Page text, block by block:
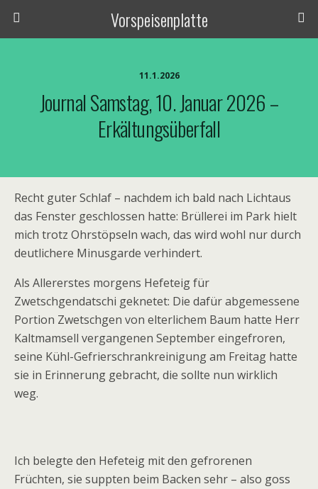
Vorspeisenplatte
11.1.2026
Journal Samstag, 10. Januar 2026 –
Erkältungsüberfall
Recht guter Schlaf – nachdem ich bald nach Lichtaus
das Fenster geschlossen hatte: Brüllerei im Park hielt
mich trotz Ohrstöpseln wach, das wird wohl nur durch
deutlichere Minusgarde verhindert.
Als Allererstes morgens Hefeteig für
Zwetschgendatschi geknetet: Die dafür abgemessene
Portion Zwetschgen von elterlichem Baum hatte Herr
Kaltmamsell vergangenen September eingefroren,
seine Kühl-Gefrierschrankreinigung am Freitag hatte
sie in Erinnerung gebracht, die sollte nun wirklich
weg.
Ich belegte den Hefeteig mit den gefrorenen
Früchten, sie suppten beim Backen sehr – also goss